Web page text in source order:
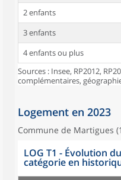
2 enfants
3 enfants
4 enfants ou plus
Sources : Insee, RP2012,
complémentaires,
Logement en 2023
Commune de Martigues
LOG T1 - Évolution
catégorie en